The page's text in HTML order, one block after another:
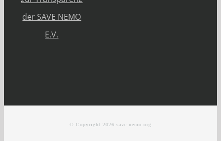
der SAVE NEMO
E.V.
© Copyright 2026 save-nemo.org